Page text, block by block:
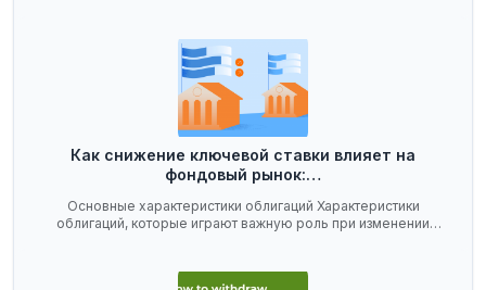
Как снижение ключевой ставки влияет на
фондовый рынок:…
Основные характеристики облигаций Характеристики
облигаций, которые играют важную роль при изменении